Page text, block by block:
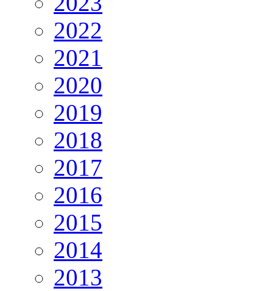
2022
2021
2020
2019
2018
2017
2016
2015
2014
2013